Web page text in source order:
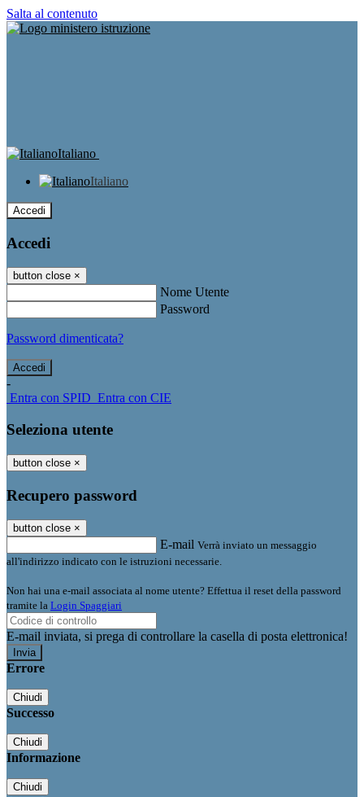
Salta al contenuto
Italiano
Italiano
Accedi
Accedi
button close ×
Nome Utente
Password
Password dimenticata?
-
Entra con SPID Entra con CIE
Seleziona utente
button close ×
Recupero password
button close ×
E-mail Verrà inviato un messaggio
all'indirizzo indicato con le istruzioni necessarie.
Non hai una e-mail associata al nome utente? Effettua il reset della password
tramite la Login Spaggiari
E-mail inviata, si prega di controllare la casella di posta elettronica!
Errore
Chiudi
Successo
Chiudi
Informazione
Chiudi